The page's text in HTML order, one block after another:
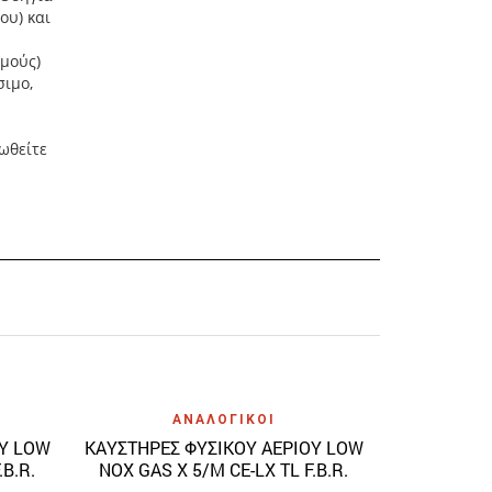
και
LOW
Quick View
ΑΝΑΛΟΓΙΚΟΙ
ΚΑΥΣΤΗΡΕΣ ΦΥΣΙΚΟΥ ΑΕΡΙΟΥ LOW
NOX GAS X 5/M CE-LX TL F.B.R.